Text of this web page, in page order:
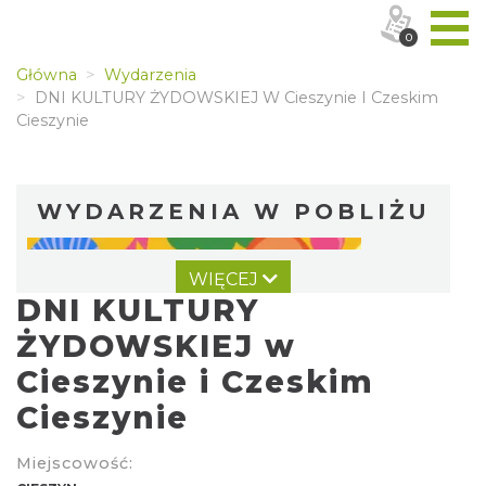
Główna
Wydarzenia
DNI KULTURY ŻYDOWSKIEJ W Cieszynie I Czeskim
Cieszynie
WYDARZENIA W POBLIŻU
KOCIA SZAJKA FEST 2
0.00 km
WIĘCEJ
DNI KULTURY
ŻYDOWSKIEJ w
Cieszynie i Czeskim
Cieszynie
Miejscowość:
0